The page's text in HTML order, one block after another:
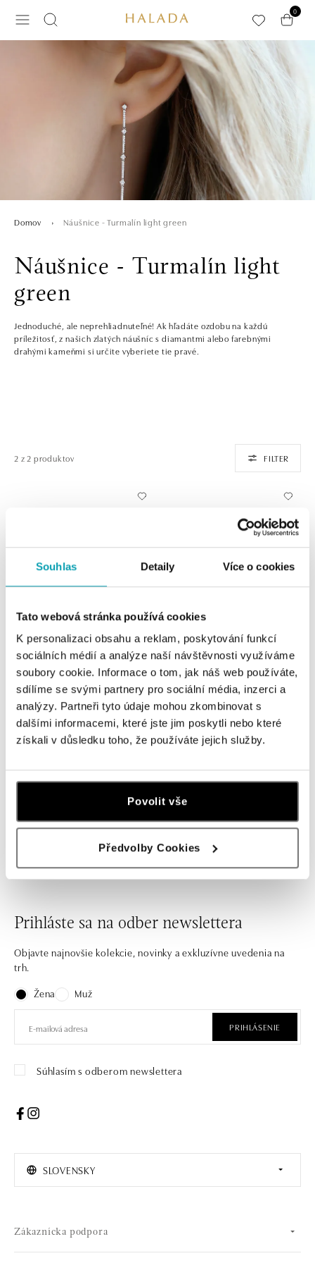
Souhlas Detaily Více o cookies
Tato webová stránka používá cookies
K personalizaci obsahu a reklam, poskytování funkcí
sociálních médií a analýze naší návštěvnosti využíváme
soubory cookie. Informace o tom, jak náš web používáte,
sdílíme se svými partnery pro sociální média, inzerci a
analýzy. Partneři tyto údaje mohou zkombinovat s
dalšími informacemi, které jste jim poskytli nebo které
získali v důsledku toho, že používáte jejich služby.
Povolit vše
Předvolby Cookies
0
Domov Náušnice - Turmalín light green
Náušnice - Turmalín light
green
Jednoduché, ale neprehliadnuteľné! Ak hľadáte ozdobu na každú
príležitosť, z našich zlatých náušníc s diamantmi alebo farebnými
drahými kameňmi si určite vyberiete tie pravé.
2 z 2 produktov FILTER
ALO
Náušnice s turmalínom Freja
od 2 021 €
ALO
Náušnice s diamantmi a
turmalínom Claire
Jednoduché, ale neprehliadnuteľné! Ak hľadáte ozdobu
na každú príležitosť, z našich zlatých náušníc s diamantmi
alebo farebnými drahými kameňmi si určite vyberiete tie
Prihláste sa na odber newslettera
Objavte najnovšie kolekcie, novinky a exkluzívne uvedenia na
trh.
Žena
Muž
PRIHLÁSENIE
Súhlasím s odberom newslettera
SLOVENSKY
Zákaznícka podpora